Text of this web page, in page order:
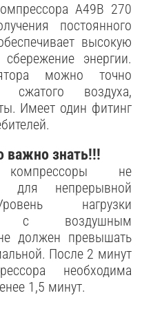
A49B 270
постоянного
высокую
энергии.
можно точно
сжатого воздуха,
Имеет один фитинг
важно знать!!!
не
для непрерывной
нагрузки
с воздушным
должен превышать
После 2 минут
необходима
1,5 минут.